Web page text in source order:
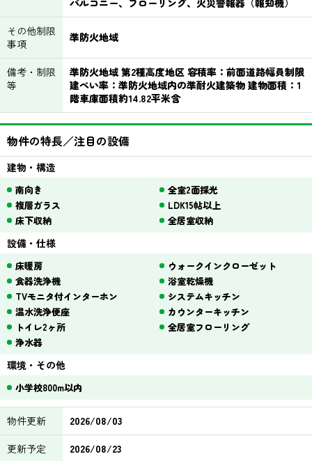
バルコニー、フローリング、火災警報器（報知機）
その他制限
事項
準防火地域
備考・制限
等
準防火地域 第2種高度地区 容積率：前面道路幅員制限
建ぺい率：準防火地域内の準耐火建築物 建物面積：1
階車庫面積約14.82平米含
物件の特長／注目の設備
建物・構造
南向き
全室2面採光
複層ガラス
LDK15帖以上
床下収納
全居室収納
設備・仕様
床暖房
ウォークインクローゼット
食器洗浄機
浴室乾燥機
TVモニタ付インターホン
システムキッチン
温水洗浄便座
カウンターキッチン
トイレ2ヶ所
全居室フローリング
浄水器
環境・その他
小学校800m以内
物件更新
2026/08/03
更新予定
2026/08/23